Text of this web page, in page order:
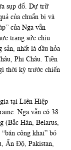
sụp đổ. Dự trữ
của chuẩn bị và
của Nga vẫn
trạng sức chịu
nhất là dầu hỏa
Phi Châu. Tiền
thời kỳ trước chiến
tại Liên Hiệp
Nga vẫn có 38
(Bắc Hàn, Belarus,
công khai” bỏ
Ấn Độ, Pakistan,